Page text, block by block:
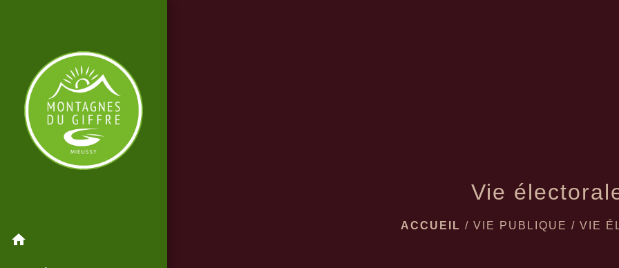
home
Vie
ACCUEIL /VIE PUBLIQUE /VIE